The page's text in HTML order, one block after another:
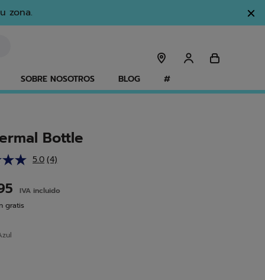
zona.
SOBRE NOSOTROS BLOG #
Bottle
5.0 Lea
Enlace
(4)
IVA incluido
gratis